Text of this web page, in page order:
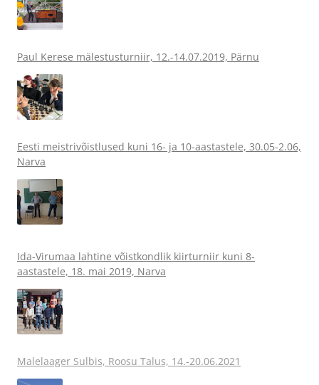
Paul Kerese mälestusturniir, 12.-14.07.2019, Pärnu
Eesti meistrivõistlused kuni 16- ja 10-aastastele, 30.05-2.06,
Narva
Ida-Virumaa lahtine võistkondlik kiirturniir kuni 8-
aastastele, 18. mai 2019, Narva
Malelaager Sulbis, Roosu Talus, 14.-20.06.2021